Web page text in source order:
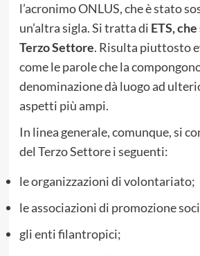
l’acronimoONLUS, che è stato
un’altra sigla. Si tratta di ETS,
Terzo Settore. Risulta piuttosto
come le parole che la
denominazione dà luogo ad
aspetti più ampi.
In linea generale, comunque, si
del Terzo Settore i seguenti:
le organizzazioni di volontariato;
le associazioni di promozione
gli enti filantropici;